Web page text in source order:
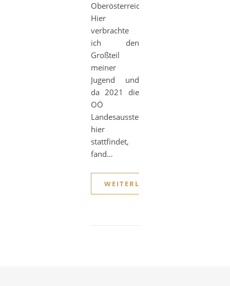
Oberösterreichs.
Hier
verbrachte
ich den
Großteil
meiner
Jugend und
da 2021 die
OÖ
Landesausstellung
hier
stattfindet,
fand…
WEITERLESEN